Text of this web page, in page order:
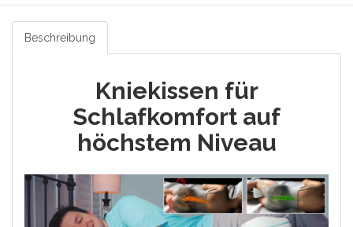
Beschreibung
Kniekissen für
Schlafkomfort auf
höchstem Niveau